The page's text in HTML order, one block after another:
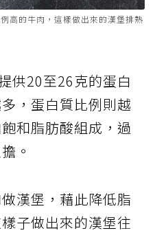
高的牛肉，這樣做出來的漢堡排熱
供20至26克的蛋白
，蛋白質比例則越
和脂肪酸組成，過
。
漢堡，藉此降低脂
子做出來的漢堡往